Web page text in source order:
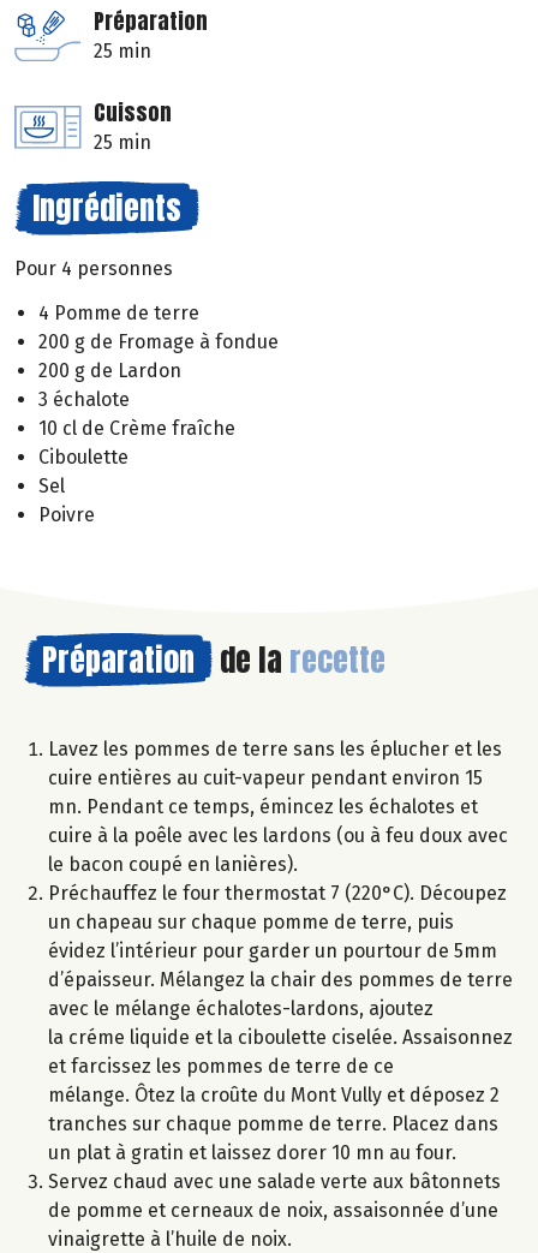
Préparation
25 min
Cuisson
25 min
Ingrédients
Pour 4 personnes
4 Pomme de terre
200 g de Fromage à fondue
200 g de Lardon
3 échalote
10 cl de Crème fraîche
Ciboulette
Sel
Poivre
Préparation de la recette
Lavez les pommes de terre sans les éplucher et les
cuire entières au cuit-vapeur pendant environ 15
mn. Pendant ce temps, émincez les échalotes et
cuire à la poêle avec les lardons (ou à feu doux avec
le bacon coupé en lanières).
Préchauffez le four thermostat 7 (220°C). Découpez
un chapeau sur chaque pomme de terre, puis
évidez l’intérieur pour garder un pourtour de 5mm
d’épaisseur. Mélangez la chair des pommes de terre
avec le mélange échalotes-lardons, ajoutez
la créme liquide et la ciboulette ciselée. Assaisonnez
et farcissez les pommes de terre de ce
mélange. Ôtez la croûte du Mont Vully et déposez 2
tranches sur chaque pomme de terre. Placez dans
un plat à gratin et laissez dorer 10 mn au four.
Servez chaud avec une salade verte aux bâtonnets
de pomme et cerneaux de noix, assaisonnée d’une
vinaigrette à l’huile de noix.